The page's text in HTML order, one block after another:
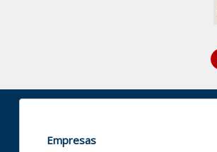
Empresas